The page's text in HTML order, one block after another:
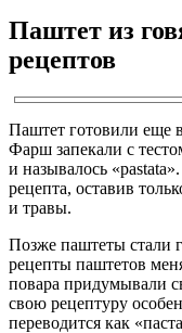
Паштет из
рецептов
Паштет готовили еще
Фарш запекали с
и называлось
рецепта, оставив
и травы.
Позже паштеты стали
рецепты паштетов
повара придумывали
свою рецептуру
переводится как